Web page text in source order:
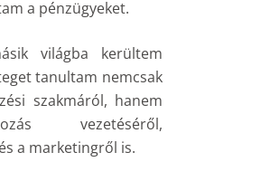
a pénzügyeket.
világba kerültem
tanultam nemcsak
szakmáról, hanem
vezetéséről,
a marketingről is.